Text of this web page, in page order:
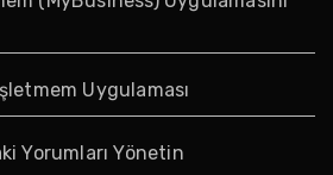
Uygulaması
Yorumları Yönetin